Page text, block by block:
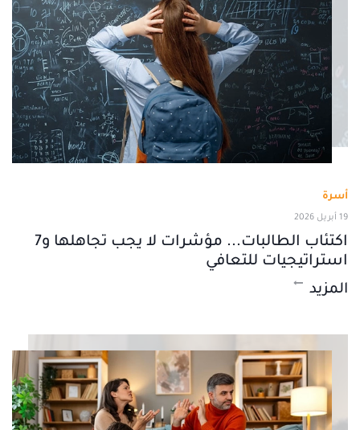
أسرة
19 أبريل 2026
اكتئاب الطالبات... مؤشرات لا يجب تجاهلها و7
استراتيجيات للتعافي
المزيد